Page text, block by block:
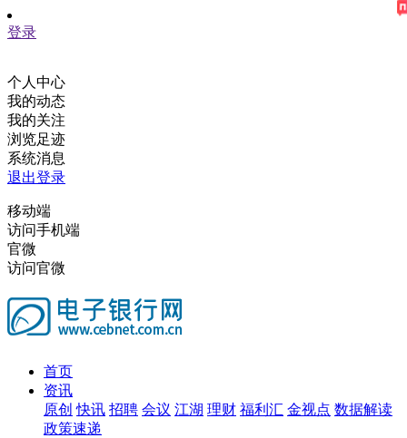
登录
个人中心
我的动态
我的关注
浏览足迹
系统消息
退出登录
移动端
访问手机端
官微
访问官微
首页
资讯
原创 快讯 招聘 会议 江湖 理财 福利汇 金视点 数据解读
政策速递